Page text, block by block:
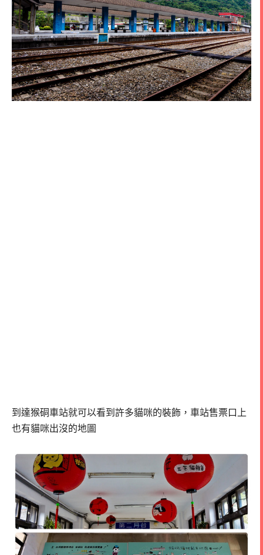
到達猴硐車站就可以看到許多貓咪的裝飾， 車站售票口上
也有貓咪出沒的地圖